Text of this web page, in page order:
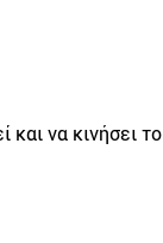
να κινήσει